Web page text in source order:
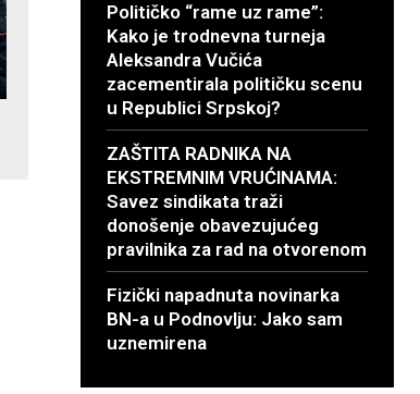
Političko “rame uz rame”:
Kako je trodnevna turneja
Aleksandra Vučića
zacementirala političku scenu
u Republici Srpskoj?
ZAŠTITA RADNIKA NA
EKSTREMNIM VRUĆINAMA:
Savez sindikata traži
donošenje obavezujućeg
pravilnika za rad na otvorenom
Fizički napadnuta novinarka
BN-a u Podnovlju: Jako sam
uznemirena